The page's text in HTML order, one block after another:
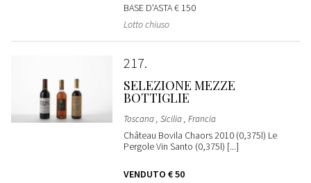
BASE D'ASTA€ 150
Lotto chiuso
217
SELEZIONE MEZZE
BOTTIGLIE
Toscana , Sicilia , Francia
Château Bovila Chaors 2010 (0,375l) Le
Pergole Vin Santo (0,375l) [...]
VENDUTO € 50